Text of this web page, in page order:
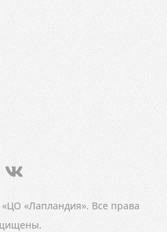
«Лапландия». Все права